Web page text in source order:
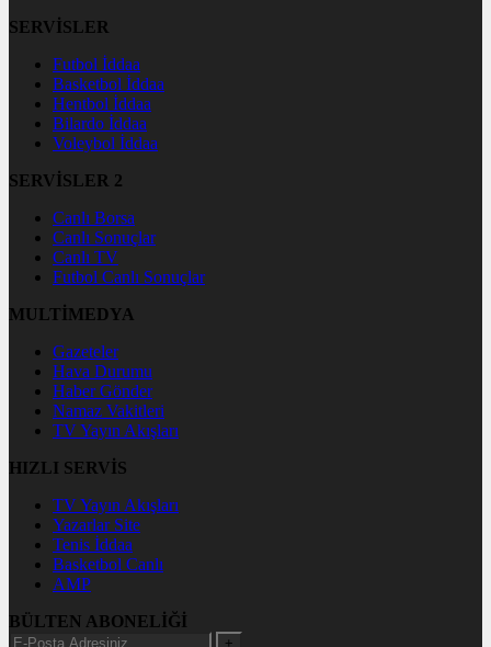
SERVİSLER
Futbol İddaa
Basketbol İddaa
Hentbol İddaa
Bilardo İddaa
Voleybol İddaa
SERVİSLER 2
Canlı Borsa
Canlı Sonuçlar
Canlı TV
Futbol Canlı Sonuçlar
MULTİMEDYA
Gazeteler
Hava Durumu
Haber Gönder
Namaz Vakitleri
TV Yayın Akışları
HIZLI SERVİS
TV Yayın Akışları
Yazarlar Site
Tenis İddaa
Basketbol Canlı
AMP
BÜLTEN ABONELİĞİ
+